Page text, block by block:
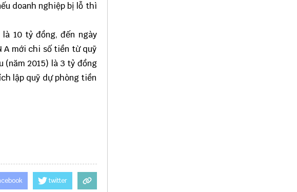
doanh nghiệp bị lỗ thì
10 tỷ đồng, đến ngày
A mới chi số tiền từ quỹ
(năm 2015) là 3 tỷ đồng
lập quỹ dự phòng tiền
twitter